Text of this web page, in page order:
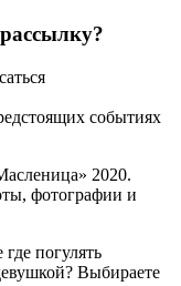
событиях
2020.
фотографии и
погулять
Выбираете